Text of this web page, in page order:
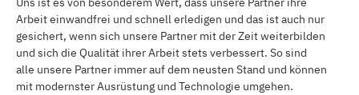
Arbeit einwandfrei und schnell erledigen und das ist auch nur
gesichert, wenn sich unsere Partner mit der Zeit weiterbilden
und sich die Qualität ihrer Arbeit stets verbessert. So sind
alle unsere Partner immer auf dem neusten Stand und können
mit modernster Ausrüstung und Technologie umgehen.